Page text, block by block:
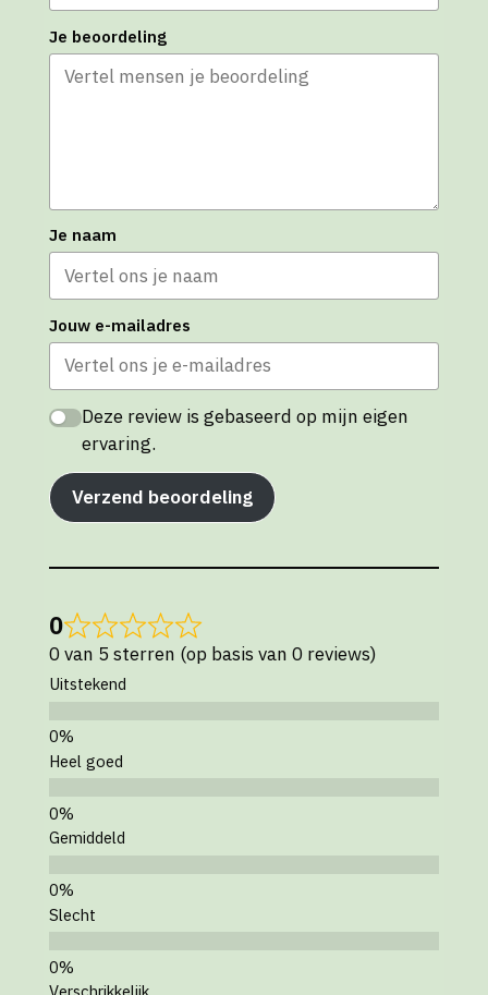
Je beoordeling
Je naam
Jouw e-mailadres
Deze review is gebaseerd op mijn eigen
ervaring.
Verzend beoordeling
0
0 van 5 sterren (op basis van 0 reviews)
Uitstekend
Heel goed
Gemiddeld
Slecht